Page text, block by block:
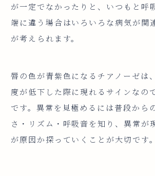
が一定でなかったりと、いつもと呼
端に違う場合はいろいろな病気が関
が考えられます。
唇の色が青紫色になるチアノーゼは
度が低下した際に現れるサインなの
です。異常を見極めるには普段から
さ・リズム・呼吸音を知り、異常が
が原因か探っていくことが大切です。